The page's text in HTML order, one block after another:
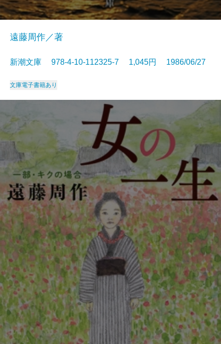
遠藤周作／著
新潮文庫 978-4-10-112325-7 1,045円 1986/06/27
文庫電子書籍あり